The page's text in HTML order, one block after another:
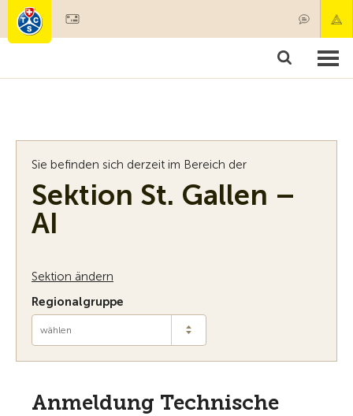
Sie befinden sich derzeit im Bereich der
Sektion St. Gallen –
AI
Sektion ändern
Regionalgruppe
wählen
Anmeldung Technische